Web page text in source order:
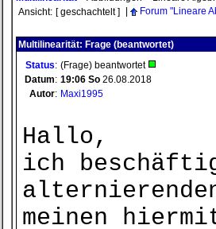
Ansicht: [ geschachtelt ] Forum "Lineare
Multilinearität: Frage (beantwortet)
Status: (Frage) beantwortet
Datum: 19:06 So 26.08.2018
Autor: Maxi1995
Hallo,
ich
meinen